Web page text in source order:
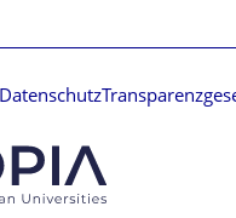
Datenschutz